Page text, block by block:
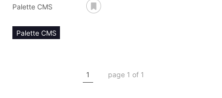
Palette CMS
Palette CMS
1
page 1 of 1